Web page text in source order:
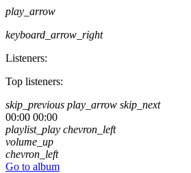
play_arrow
keyboard_arrow_right
Listeners:
Top listeners:
skip_previous play_arrow skip_next
00:00 00:00
playlist_play chevron_left
volume_up
chevron_left
Go to album